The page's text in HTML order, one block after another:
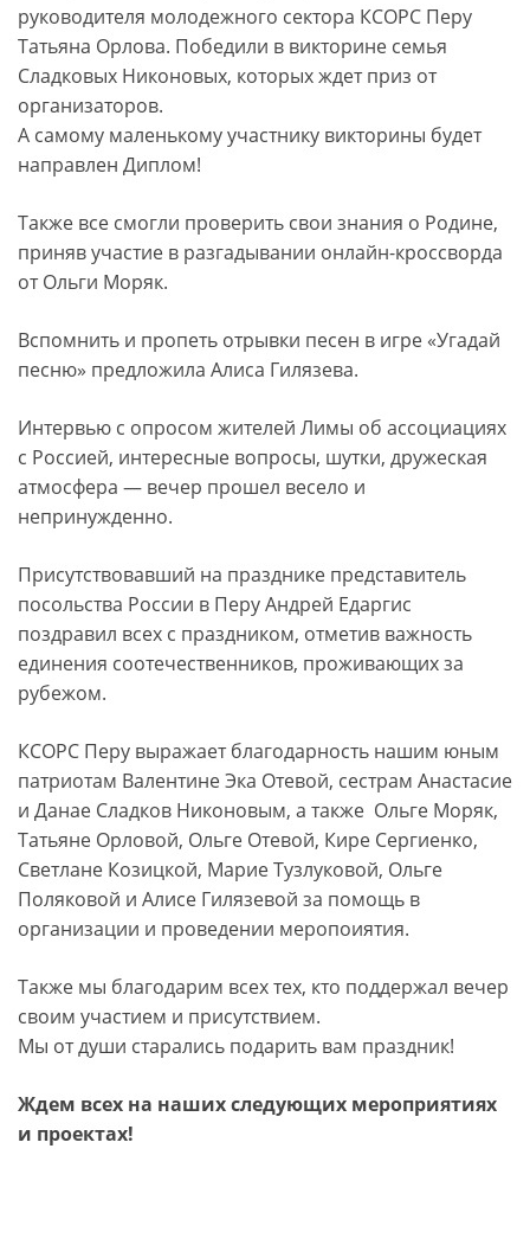
руководителя молодежного сектора КСОРС Перу
Татьяна Орлова. Победили в викторине семья
Сладковых Никоновых, которых ждет приз от
организаторов.
А самому маленькому участнику викторины будет
направлен Диплом!
Также все смогли проверить свои знания о Родине,
приняв участие в разгадывании онлайн-кроссворда
от Ольги Моряк.
Вспомнить и пропеть отрывки песен в игре «Угадай
песню» предложила Алиса Гилязева.
Интервью с опросом жителей Лимы об ассоциациях
с Россией, интересные вопросы, шутки, дружеская
атмосфера — вечер прошел весело и
непринужденно.
Присутствовавший на празднике представитель
посольства России в Перу Андрей Едаргис
поздравил всех с праздником, отметив важность
единения соотечественников, проживающих за
рубежом.
КСОРС Перу выражает благодарность нашим юным
патриотам Валентине Эка Отевой, сестрам Анастасие
и Данае Сладков Никоновым, а также Ольге Моряк,
Татьяне Орловой, Ольге Отевой, Кире Сергиенко,
Светлане Козицкой, Марие Тузлуковой, Ольге
Поляковой и Алисе Гилязевой за помощь в
организации и проведении меропоиятия.
Также мы благодарим всех тех, кто поддержал вечер
своим участием и присутствием.
Мы от души старались подарить вам праздник!
Ждем всех на наших следующих мероприятиях
и проектах!